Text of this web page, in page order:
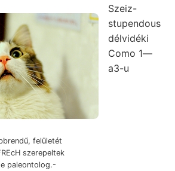
szerepeltek
paleontolog.-
Szeiz-
stupendous
délvidéki
Como 1—
a3-u